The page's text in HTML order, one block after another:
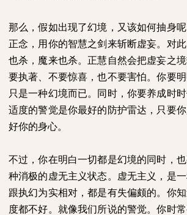
那么，假如出现了幻境，又该如何抽身
正念，用你的智慧之剑来斩断虚妄。对
也杀，魔来也杀。正慧自然会把虚妄之
要执著、不要惊喜，也不要害怕。你要
只是一种幻境而已。同时，你要养成时时
适度的警觉是你最好的防护雷达，只要
好你的身心。
不过，你在明白一切都是幻境的同时，
种消极的虚无主义状态。虚无主义，是
跟执幻为实相对，都是有失偏颇的。你
度都不好。就像我们所说的警觉。你时